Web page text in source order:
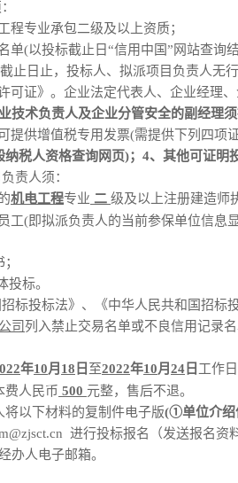
程专业承包二级及以上资质；
单(以投标截止日“信用中国”网站查询
止日止， 投标人、拟派项目负责人无
可证》。企业法定代表人、企业经理
技术负责人及企业分管安全的副经理须
提供增值税专用发票(需提供下列 四项
税人资格查询网页)； 4、其他可证明
责人须：
机电工程专业 二 级及以上注册建造师
工(即拟派负责人的当前参保单位信息
投标。
标投标法》、《中华人民共和国招标
司 列入禁止交易名单或不良信用记录
2年10月 18 日 至2022年10月 24 日 工作
费人民币 500 元整，售后不退。
将以下材料的复制件电子版(①单位介绍
进行投标报名 （发送报名资
办人电子邮箱。